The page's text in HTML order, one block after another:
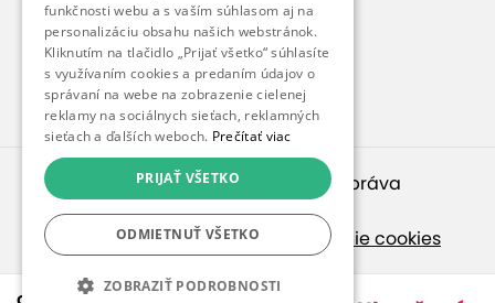
O penzióne
Blog
Pre médiá
Pre partnerov
© 2010 – 2026inspirago s. r. o.
. Všetky práva
vyhradené.
Ochrana osobných údajov|
Nastavenie cookies
Ak hľadáte ponuky v češtine, pozrite sa na
funkčnosti webu a s vaším súhlasom aj na
personalizáciu obsahu našich webstránok.
Kliknutím na tlačidlo „Prijať všetko“ súhlasíte
s využívaním cookies a predaním údajov o
správaní na webe na zobrazenie cielenej
reklamy na sociálnych sieťach, reklamných
sieťach a ďalších weboch. Prečítať viac
PRIJAŤ VŠETKO
ODMIETNUŤ VŠETKO
ZOBRAZIŤ PODROBNOSTI